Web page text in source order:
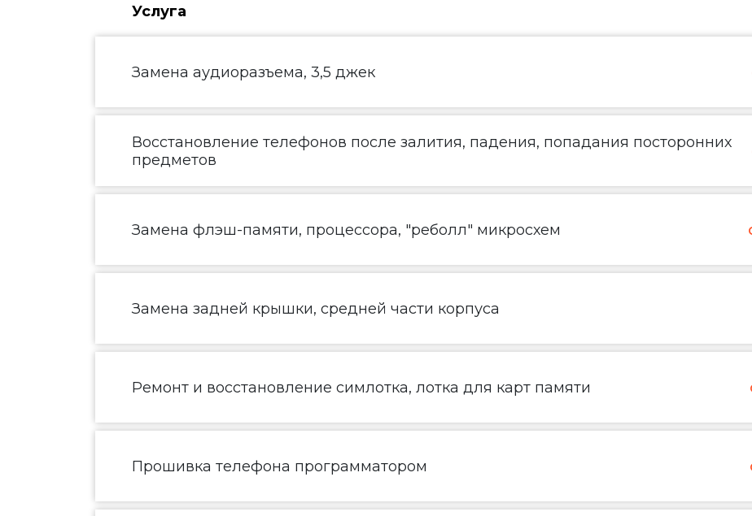
Услуга
Замена аудиоразъема, 3,5 джек
Восстановление телефонов после залития, падения, попадания посторонних
предметов
Замена флэш-памяти, процессора, "реболл" микросхем
Замена задней крышки, средней части корпуса
Ремонт и восстановление симлотка, лотка для карт памяти
Прошивка телефона программатором